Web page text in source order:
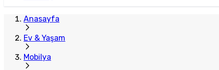
Anasayfa
Ev & Yaşam
Mobilya